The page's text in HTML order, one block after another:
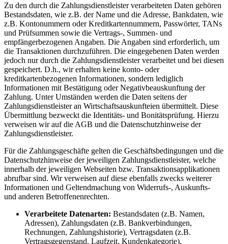
Zu den durch die Zahlungsdienstleister verarbeiteten Daten gehören
Bestandsdaten, wie z.B. der Name und die Adresse, Bankdaten, wie
z.B. Kontonummern oder Kreditkartennummern, Passwörter, TANs
und Prüfsummen sowie die Vertrags-, Summen- und
empfängerbezogenen Angaben. Die Angaben sind erforderlich, um
die Transaktionen durchzuführen. Die eingegebenen Daten werden
jedoch nur durch die Zahlungsdienstleister verarbeitet und bei diesen
gespeichert. D.h., wir erhalten keine konto- oder
kreditkartenbezogenen Informationen, sondern lediglich
Informationen mit Bestätigung oder Negativbeauskunftung der
Zahlung. Unter Umständen werden die Daten seitens der
Zahlungsdienstleister an Wirtschaftsauskunfteien übermittelt. Diese
Übermittlung bezweckt die Identitäts- und Bonitätsprüfung. Hierzu
verweisen wir auf die AGB und die Datenschutzhinweise der
Zahlungsdienstleister.
Für die Zahlungsgeschäfte gelten die Geschäftsbedingungen und die
Datenschutzhinweise der jeweiligen Zahlungsdienstleister, welche
innerhalb der jeweiligen Webseiten bzw. Transaktionsapplikationen
abrufbar sind. Wir verweisen auf diese ebenfalls zwecks weiterer
Informationen und Geltendmachung von Widerrufs-, Auskunfts-
und anderen Betroffenenrechten.
Verarbeitete Datenarten: Bestandsdaten (z.B. Namen,
Adressen), Zahlungsdaten (z.B. Bankverbindungen,
Rechnungen, Zahlungshistorie), Vertragsdaten (z.B.
Vertragsgegenstand, Laufzeit, Kundenkategorie),